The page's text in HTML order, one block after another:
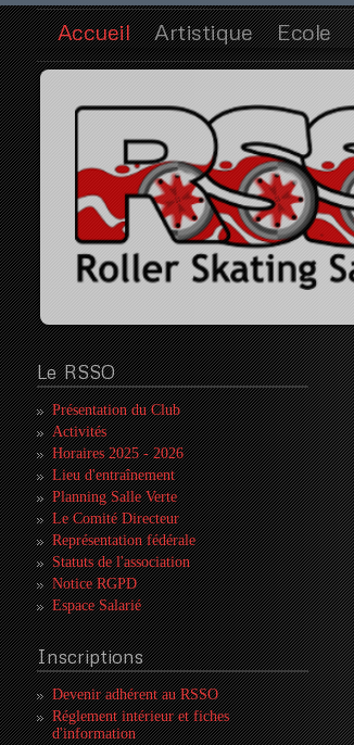
Accueil Artistique Ecole
LeRSSO
Présentation du Club
Activités
Horaires 2025 - 2026
Lieu d'entraînement
Planning Salle Verte
Le Comité Directeur
Représentation fédérale
Statuts de l'association
Notice RGPD
Espace Salarié
Inscriptions
Devenir adhérent au RSSO
Réglement intérieur et fiches
d'information